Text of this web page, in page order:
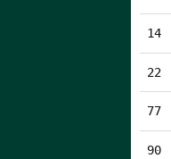
14
22
77
90